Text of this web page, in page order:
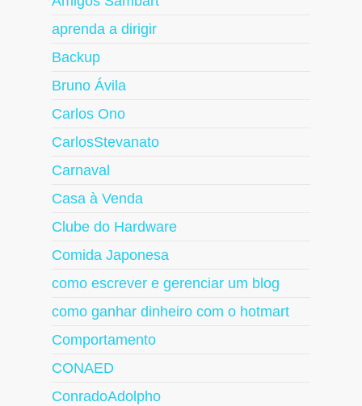
aprenda a dirigir
Backup
Bruno Ávila
Carlos Ono
CarlosStevanato
Carnaval
Casa à Venda
Clube do Hardware
Comida Japonesa
como escrever e gerenciar um blog
como ganhar dinheiro com o hotmart
Comportamento
CONAED
ConradoAdolpho